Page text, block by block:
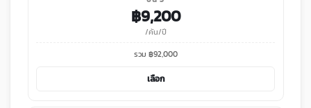
฿9,200
/คัน/ปี
รวม ฿92,000
เลือก